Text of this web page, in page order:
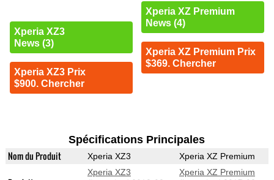
Xperia XZ3
News (3)
Xperia XZ3 Prix
$900. Chercher
Xperia XZ Premium
News (4)
Xperia XZ Premium Prix
$369. Chercher
Spécifications Principales
Nom du Produit Xperia XZ3 Xperia XZ Premium
Xperia XZ3
Xperia XZ Premium